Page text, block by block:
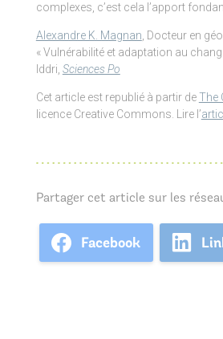
complexes, c’est cela l’apport
Alexandre K. Magnan, Docteur en
« Vulnérabilité et adaptation au
Iddri, Sciences Po
Cet article est republié à partir deThe
licence Creative Commons. Lire l’
Partager cet article sur les
Facebook